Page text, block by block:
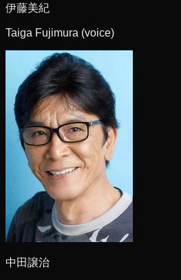
伊藤美紀
Taiga Fujimura (voice)
中田譲治